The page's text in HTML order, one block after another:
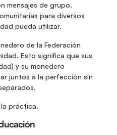
mensajes de grupo.
para diversos
pueda utilizar.
de la Federación
Esto significa que sus
y su monedero
juntos a la perfección sin
práctica.